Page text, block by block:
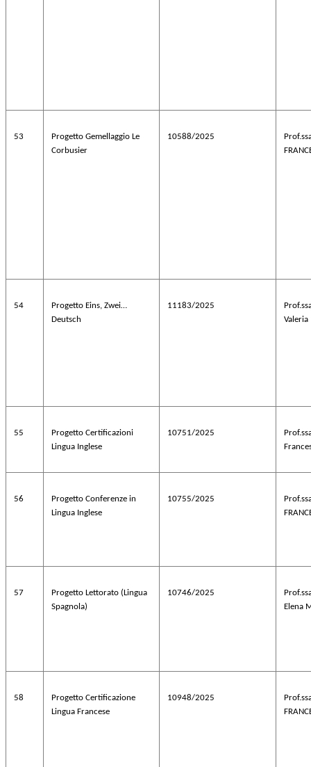
53
Progetto Gemellaggio Le
Corbusier
10588/2025
54
Progetto Eins, Zwei…
Deutsch
11183/2025
Valeria
55
Progetto Certificazioni
Lingua Inglese
10751/2025
56
Progetto Conferenze in
Lingua Inglese
10755/2025
57
Progetto Lettorato (Lingua
Spagnola)
10746/2025
Elena
58
Progetto Certificazione
Lingua Francese
10948/2025